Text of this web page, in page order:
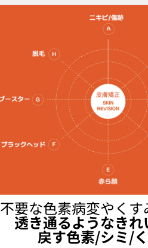
不要な色素病変やくす
透き通るようなきれ
戻す色素/シミ/